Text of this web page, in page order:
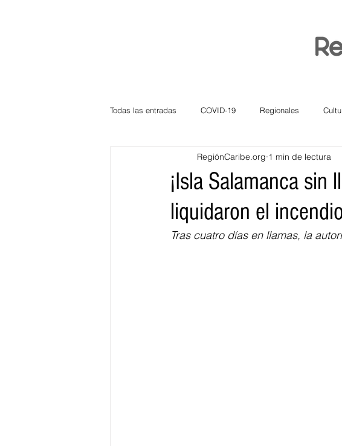
Todas las entradas COVID-19 Regionales
Atlántico La Guajira Cesar
Bloggeros Hermanos Mayores
¡Isla Salamanca sin
liquidaron el
RegiónCaribe.org 1 min de lectura
Tras cuatro días en llamas, la